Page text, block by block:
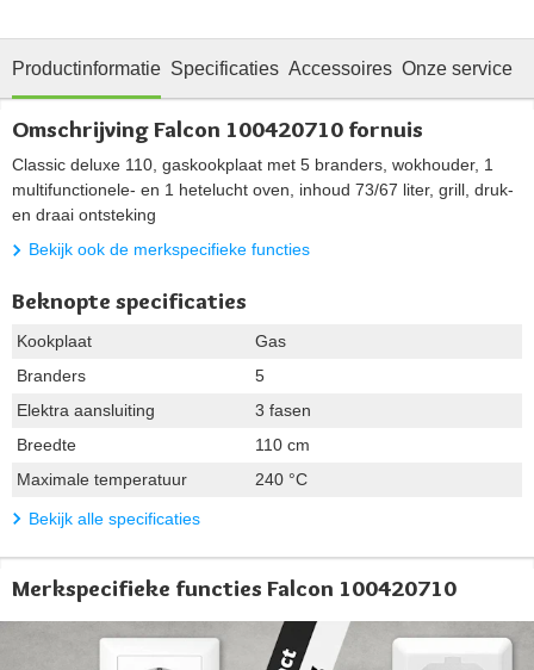
Productinformatie Specificaties Accessoires Onze service
Omschrijving Falcon 100420710 fornuis
Classic deluxe 110, gaskookplaat met 5 branders, wokhouder, 1
multifunctionele- en 1 hetelucht oven, inhoud 73/67 liter, grill, druk-
en draai ontsteking
Bekijk ook de merkspecifieke functies
Beknopte specificaties
Kookplaat
Gas
Branders
5
Elektra aansluiting
3 fasen
Breedte
110 cm
Maximale temperatuur
240 °C
Bekijk alle specificaties
Merkspecifieke functies Falcon 100420710